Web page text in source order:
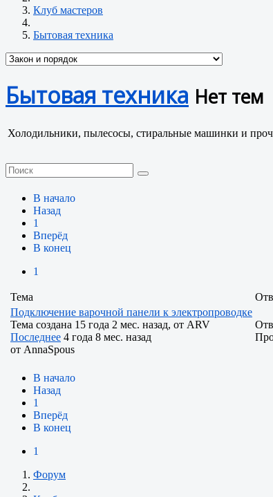
Клуб мастеров
Бытовая техника
Бытовая техника Нет тем
Холодильники, пылесосы, стиральные машинки и
В начало
Назад
1
Вперёд
В конец
1
Тема
Подключение варочной панели к электропроводке
Тема создана 15 года 2 мес. назад, от ARV
Последнее 4 года 8 мес. назад
от AnnaSpous
В начало
Назад
1
Вперёд
В конец
1
Форум